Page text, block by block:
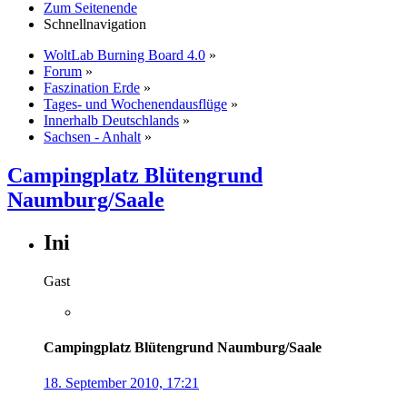
Zum Seitenende
Schnellnavigation
WoltLab Burning Board 4.0 »
Forum »
Faszination Erde »
Tages- und Wochenendausflüge »
Innerhalb Deutschlands »
Sachsen - Anhalt »
Campingplatz Blütengrund
Naumburg/Saale
Ini
Gast
Campingplatz Blütengrund Naumburg/Saale
18. September 2010, 17:21